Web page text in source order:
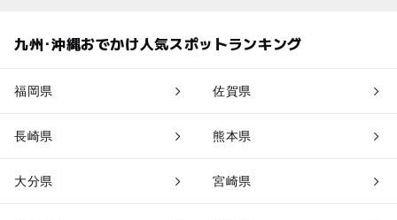
九州･沖縄おでかけ人気スポットランキング
福岡県 佐賀県
長崎県 熊本県
大分県 宮崎県